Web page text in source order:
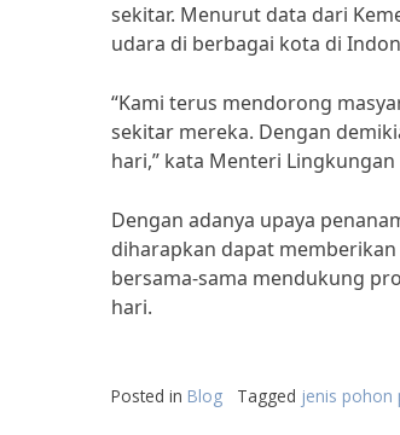
sekitar. Menurut data dari
udara di berbagai kota di
“Kami terus mendorong
sekitar mereka. Dengan
hari,” kata Menteri
Dengan adanya upaya
diharapkan dapat
bersama-sama mendukung
hari.
Posted in Blog Tagged jenis pohon